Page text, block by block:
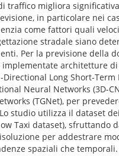
traffico migliora
in particolare nei
come fattori quali
stradale siano
Per la previsione della
implementate architetture
Long Short-Term
Neural Networks (3D-
(TGNet), per
studio utilizza il dataset
Taxi dataset), sfruttando
per addestrare
spaziali che